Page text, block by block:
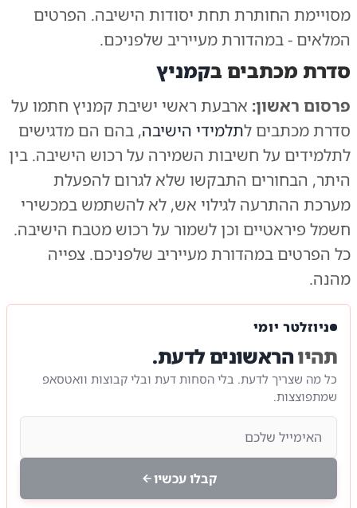
מסויימת החותרת תחת יסודות הישיבה. הפרטים
המלאים - במהדורת מעייריב שלפניכם.
סדרת מכתבים בקמניץ
פרסום ראשון: ארבעת ראשי ישיבת קמניץ חתמו על
סדרת מכתבים לתלמידי הישיבה, בהם הם מדגישים
לתלמידים על חשיבות השמירה על רכוש הישיבה. בין
היתר, הבחורים התבקשו שלא לגרום להפעלת
מערכת ההתרעה לגילוי אש, לא להשתמש במכשירי
חשמל פיראטיים וכן לשמור על רכוש מטבח הישיבה.
כל הפרטים במהדורת מעייריב שלפניכם. צפייה
מהנה.
ניוזלטר יומי
תהיוהראשונים לדעת.
כל מה שצריך לדעת. בלי הסחות דעת ובלי קבוצות וואטסאפ
שמתפוצצות.
קבלו עכשיו